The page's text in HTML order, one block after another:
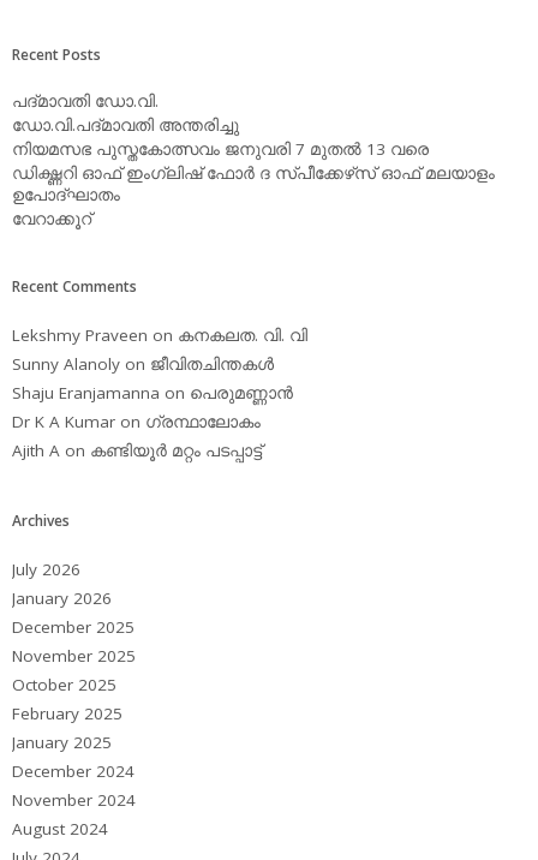
Recent Posts
പദ്മാവതി ഡോ.വി.
ഡോ.വി.പദ്മാവതി അന്തരിച്ചു
നിയമസഭ പുസ്തകോത്സവം ജനുവരി 7 മുതല്‍ 13 വരെ
ഡിക്ഷ്ണറി ഓഫ് ഇംഗ്ലിഷ് ഫോര്‍ ദ സ്പീക്കേഴ്‌സ് ഓഫ് മലയാളം
ഉപോദ്ഘാതം
വേറാക്കൂറ്
Recent Comments
Lekshmy Praveen on കനകലത. വി. വി
Sunny Alanoly on ജീവിതചിന്തകള്‍
Shaju Eranjamanna on പെരുമണ്ണാന്‍
Dr K A Kumar on ഗ്രന്ഥാലോകം
Ajith A on കണ്ടിയൂര്‍ മറ്റം പടപ്പാട്ട്‌
Archives
July 2026
January 2026
December 2025
November 2025
October 2025
February 2025
January 2025
December 2024
November 2024
August 2024